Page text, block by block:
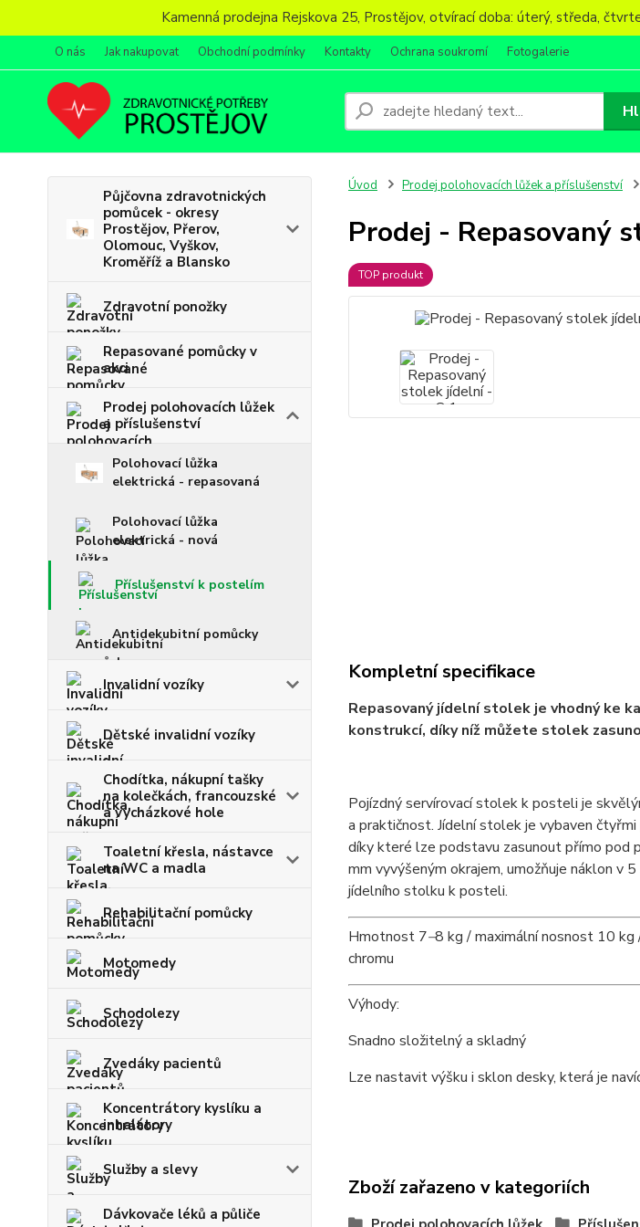
Kamenná prodejna Rejskova 25, Prostějov, otvírací doba: úterý, středa,
O nás Jak nakupovat Obchodní podmínky Kontakty Ochrana soukromí Fotogalerie
Půjčovna zdravotnických
pomůcek - okresy
Prostějov, Přerov,
Olomouc, Vyškov,
Kroměříž a Blansko
Zdravotní ponožky
Repasované pomůcky v
akci
Prodej polohovacích lůžek
a příslušenství
Polohovací lůžka
elektrická - repasovaná
Polohovací lůžka
elektrická - nová
Příslušenství k postelím
Antidekubitní pomůcky
Invalidní vozíky
Dětské invalidní vozíky
Chodítka, nákupní tašky
na kolečkách, francouzské
a vycházkové hole
Toaletní křesla, nástavce
na WC a madla
Rehabilitační pomůcky
Motomedy
Schodolezy
Zvedáky pacientů
Koncentrátory kyslíku a
inhalátory
Služby a slevy
Dávkovače léků a půliče
Úvod Prodej polohovacích lůžek a příslušenství
Prodej - Repasovaný
TOP produkt
Kompletní specifikace
Repasovaný jídelní stolek je vhodný ke
konstrukcí, díky níž můžete stolek
Pojízdný servírovací stolek k posteli je
a praktičnost. Jídelní stolek je vybaven
díky které lze podstavu zasunout přímo pod
mm vyvýšeným okrajem, umožňuje náklon v
jídelního stolku k posteli.
Hmotnost 7–8 kg / maximální nosnost 10
chromu
Výhody:
Snadno složitelný a skladný
Lze nastavit výšku i sklon desky, která je
Zboží zařazeno v kategoriích